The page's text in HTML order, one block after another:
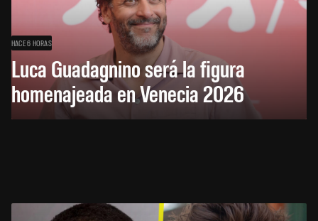
HACE 6 HORAS
Luca Guadagnino será la figura
homenajeada en Venecia 2026